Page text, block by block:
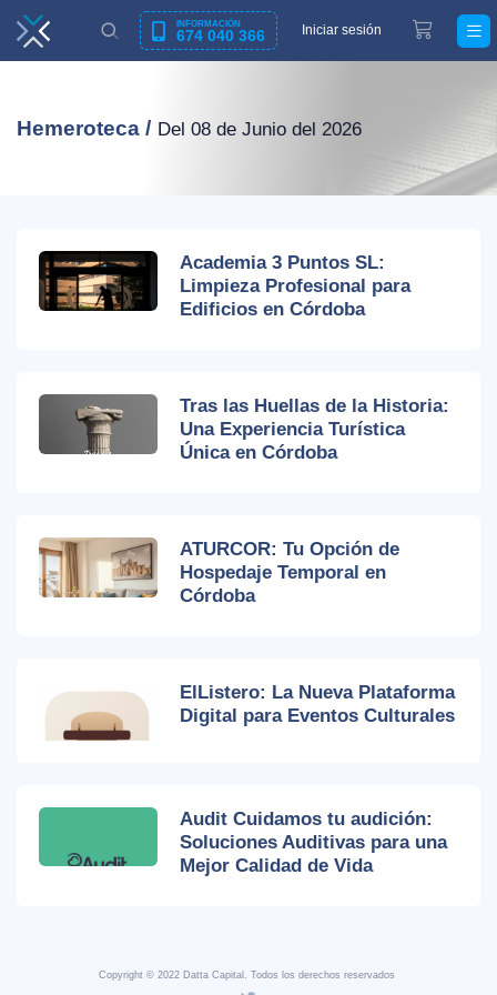
INFORMACIÓN
674 040 366 Iniciar sesión
Hemeroteca / Del 08 de Junio del 2026
Academia 3 Puntos SL:
Limpieza Profesional para
Edificios en Córdoba
Tras las Huellas de la Historia:
Una Experiencia Turística
Única en Córdoba
ATURCOR: Tu Opción de
Hospedaje Temporal en
Córdoba
ElListero: La Nueva Plataforma
Digital para Eventos Culturales
Audit Cuidamos tu audición:
Soluciones Auditivas para una
Mejor Calidad de Vida
Copyright © 2022 Datta Capital. Todos los derechos reservados